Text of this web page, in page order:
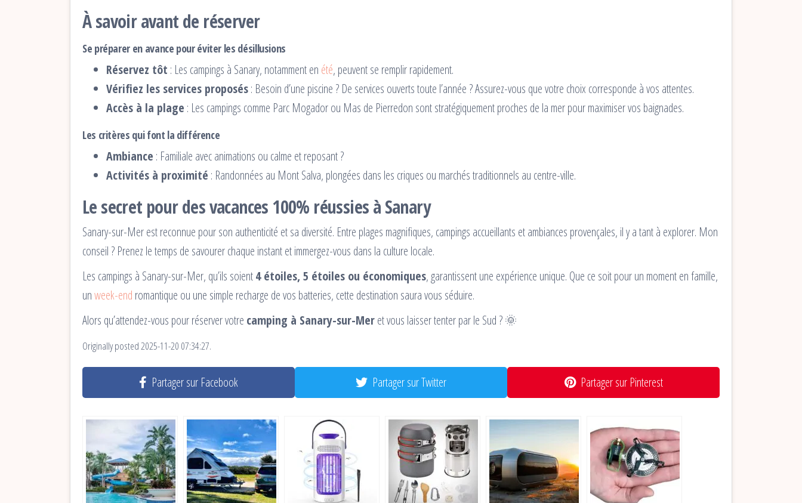
À savoir avant de réserver
Se préparer en avance pour éviter les désillusions
Réservez tôt : Les campings à Sanary, notamment en été, peuvent se remplir rapidement.
Vérifiez les services proposés: Besoin d’une piscine ? De services ouverts toute l’année ? Assurez-vous que votre choix corresponde à vos attentes.
Accès à la plage : Les campings comme Parc Mogador ou Mas de Pierredon sont stratégiquement proches de la mer pour maximiser vos baignades.
Les critères qui font la différence
Ambiance : Familiale avec animations ou calme et reposant ?
Activités à proximité : Randonnées au Mont Salva, plongées dans les criques ou marchés traditionnels au centre-ville.
Le secret pour des vacances 100% réussies à Sanary
Sanary-sur-Mer est reconnue pour son authenticité et sa diversité. Entre plages magnifiques, campings accueillants et ambiances provençales, il y a tant à explorer. Mon
conseil ? Prenez le temps de savourer chaque instant et immergez-vous dans la culture locale.
Les campings à Sanary-sur-Mer, qu’ils soient4 étoiles, 5 étoiles ou économiques, garantissent une expérience unique. Que ce soit pour un moment en famille,
unweek-end romantique ou une simple recharge de vos batteries, cette destination saura vous séduire.
Alors qu’attendez-vous pour réserver votre camping à Sanary-sur-Meret vous laisser tenter par le Sud ? 🌞
Originally posted 2025-11-20 07:34:27.
Partager sur Facebook Partager sur Twitter Partager sur Pinterest